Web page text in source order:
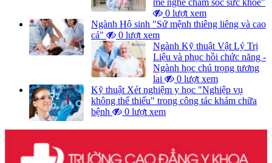
mê nghề chăm sóc sức khỏe"
0 lượt xem
Ngành Hộ sinh "Sứ mệnh thiêng liêng và cao
cả"
0 lượt xem
Ngành Kỹ thuật Vật Lý Trị
Liệu và phục hồi chức năng -
Ngành học chú trọng tương
lai
0 lượt xem
Kỹ thuật Xét nghiệm y học "Nghiệp vụ
không thể thiếu" trong công tác khám chữa
bệnh
0 lượt xem